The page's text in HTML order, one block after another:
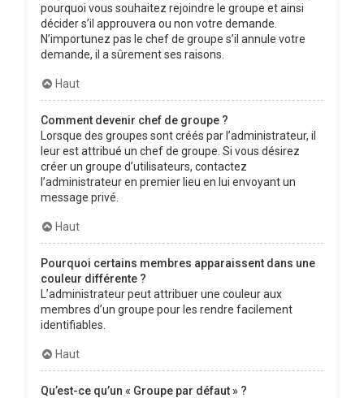
pourquoi vous souhaitez rejoindre le groupe et ainsi
décider s’il approuvera ou non votre demande.
N’importunez pas le chef de groupe s’il annule votre
demande, il a sûrement ses raisons.
Haut
Comment devenir chef de groupe ?
Lorsque des groupes sont créés par l’administrateur, il
leur est attribué un chef de groupe. Si vous désirez
créer un groupe d’utilisateurs, contactez
l’administrateur en premier lieu en lui envoyant un
message privé.
Haut
Pourquoi certains membres apparaissent dans une
couleur différente ?
L’administrateur peut attribuer une couleur aux
membres d’un groupe pour les rendre facilement
identifiables.
Haut
Qu’est-ce qu’un « Groupe par défaut » ?